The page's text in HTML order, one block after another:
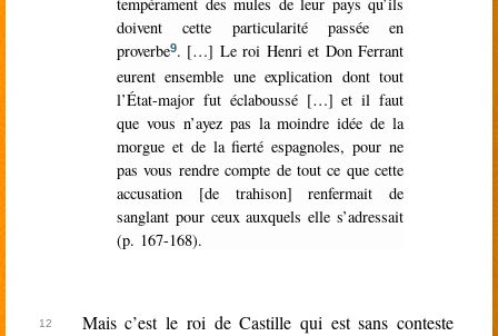
doivent cette particularité passée en
proverbe9. […] Le roi Henri et Don Ferrant
eurent ensemble une explication dont tout
l’État-major fut éclaboussé […] et il faut
que vous n’ayez pas la moindre idée de la
morgue et de la fierté espagnoles, pour ne
pas vous rendre compte de tout ce que cette
accusation [de trahison] renfermait de
sanglant pour ceux auxquels elle s’adressait
(p. 167-168).
Mais c’est le roi de Castille qui est sans conteste